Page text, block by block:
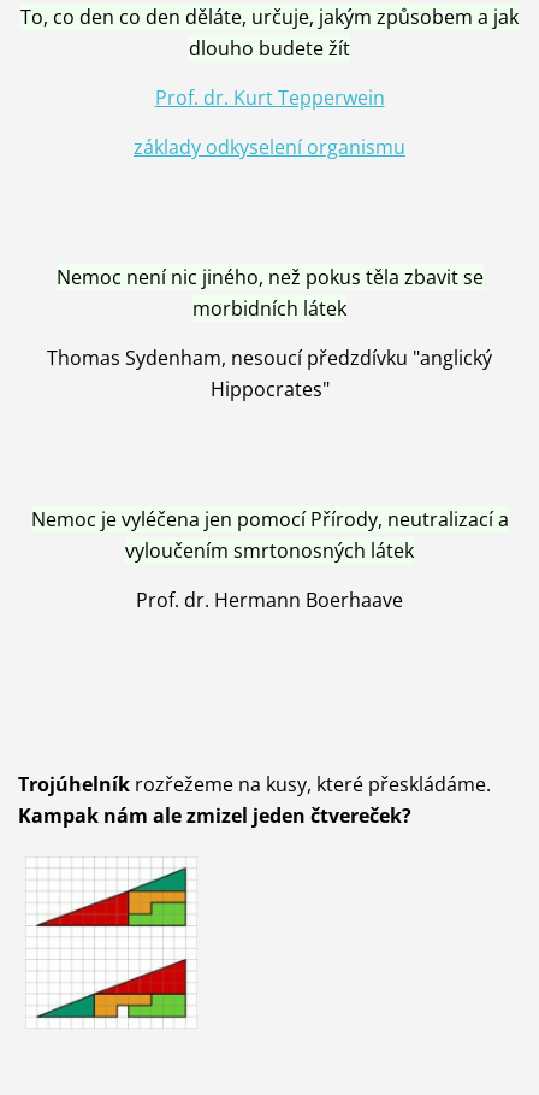
To, co den co den děláte, určuje, jakým způsobem a jak
dlouho budete žít
Prof. dr. Kurt Tepperwein
základy odkyselení organismu
Nemoc není nic jiného, než pokus těla zbavit se
morbidních látek
Thomas Sydenham, nesoucí předzdívku "anglický
Hippocrates"
Nemoc je vyléčena jen pomocí Přírody, neutralizací a
vyloučením smrtonosných látek
Prof. dr. Hermann Boerhaave
Trojúhelníkrozřežeme na kusy, které přeskládáme.
Kampak nám ale zmizel jeden čtvereček?